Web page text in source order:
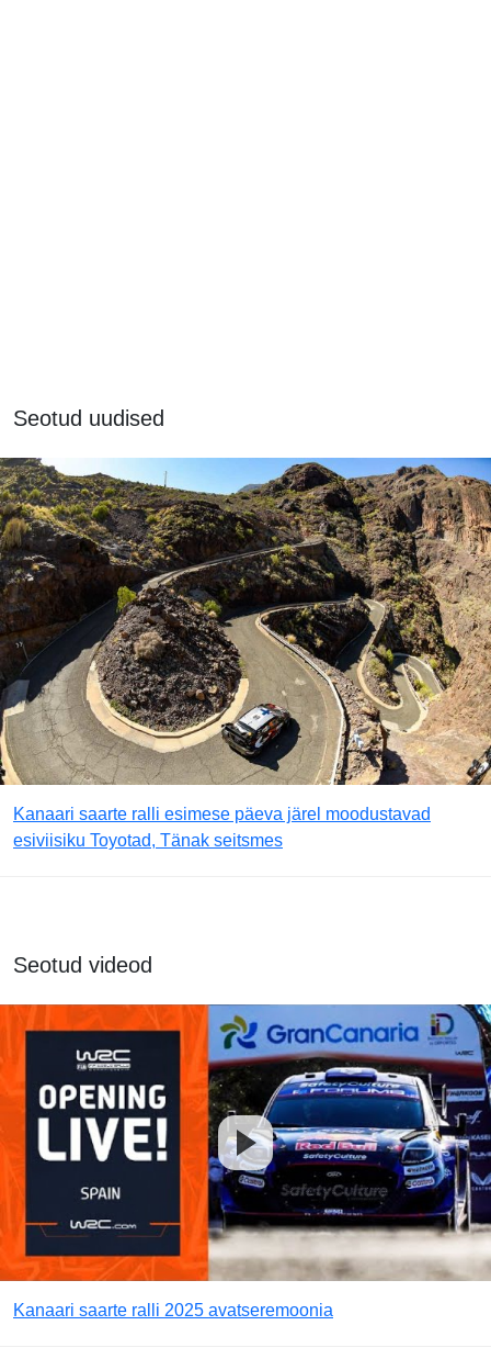
Seotud uudised
Kanaari saarte ralli esimese päeva järel moodustavad
esiviisiku Toyotad, Tänak seitsmes
Seotud videod
Kanaari saarte ralli 2025 avatseremoonia